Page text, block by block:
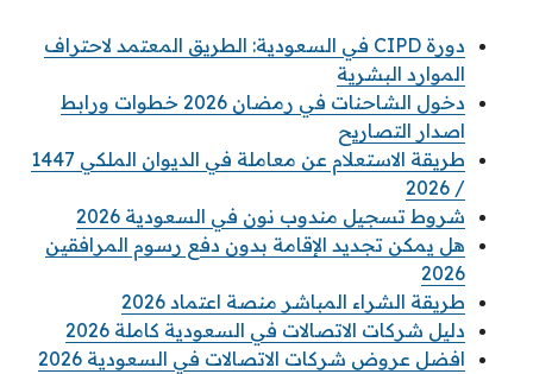
دورة CIPD في السعودية: الطريق المعتمد لاحتراف
الموارد البشرية
دخول الشاحنات في رمضان 2026 خطوات ورابط
اصدار التصاريح
طريقة الاستعلام عن معاملة في الديوان الملكي 1447
/ 2026
شروط تسجيل مندوب نون في السعودية 2026
هل يمكن تجديد الإقامة بدون دفع رسوم المرافقين
2026
طريقة الشراء المباشر منصة اعتماد 2026
دليل شركات الاتصالات في السعودية كاملة 2026
افضل عروض شركات الاتصالات في السعودية 2026